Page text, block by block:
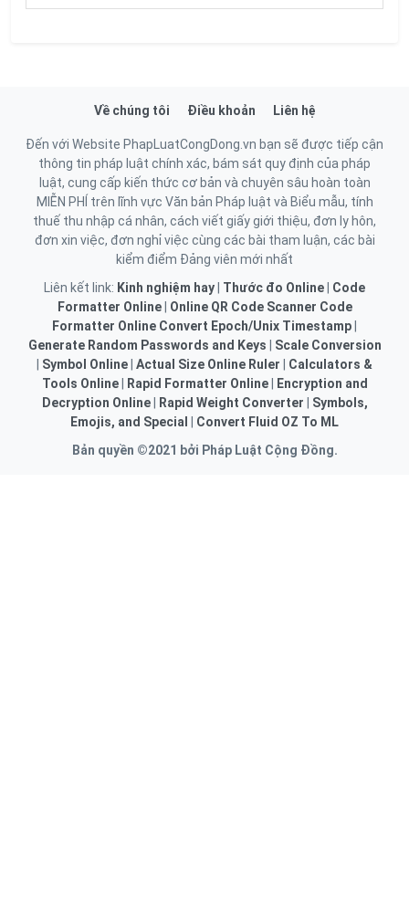
Về chúng tôi Điều khoản Liên hệ
Đến với Website PhapLuatCongDong.vn bạn sẽ được tiếp cận
thông tin pháp luật chính xác, bám sát quy định của pháp
luật, cung cấp kiến thức cơ bản và chuyên sâu hoàn toàn
MIỄN PHÍ trên lĩnh vực Văn bản Pháp luật và Biểu mẫu, tính
thuế thu nhập cá nhân, cách viết giấy giới thiệu, đơn ly hôn,
đơn xin việc, đơn nghỉ việc cùng các bài tham luận, các bài
kiểm điểm Đảng viên mới nhất
Liên kết link: Kinh nghiệm hay Thước đo Online
Code
Formatter Online| Online QR Code Scanner Code
Formatter Online Convert Epoch/Unix Timestamp
Generate Random Passwords and Keys
Scale Conversion
Symbol Online Actual Size Online Ruler
Calculators &
Tools Online| Rapid Formatter Online|
Encryption and
Decryption Online| Rapid Weight Converter
Symbols,
Emojis, and Special
Convert Fluid OZ To ML
Bản quyền ©2021 bởi Pháp Luật Cộng Đồng.